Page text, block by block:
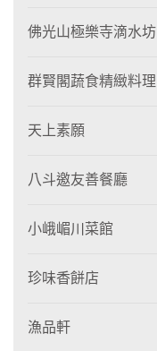
佛光山極樂寺滴水坊
群賢閣蔬食精緻料理
天上素願
八斗邀友善餐廳
小峨嵋川菜館
珍味香餅店
漁品軒